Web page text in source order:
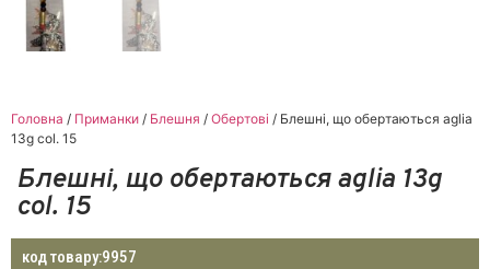
Головна / Приманки / Блешня / Обертові / Блешні, що обертаються aglia
13g col. 15
Блешні, що обертаються aglia 13g
col. 15
код товару:9957